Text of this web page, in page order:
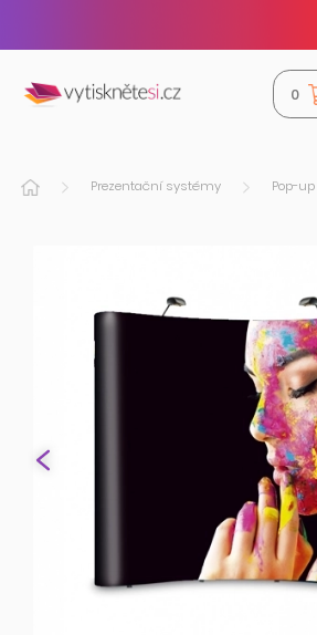
0
Prezentační systémy Pop-